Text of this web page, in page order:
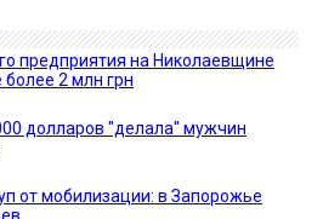
предприятия на Николаевщине
2 млн грн
долларов "делала" мужчин
от мобилизации: в Запорожье